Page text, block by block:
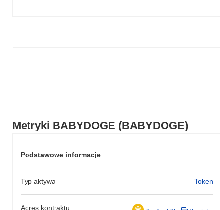
Metryki BABYDOGE (BABYDOGE)
Podstawowe informacje
Typ aktywa Token
Adres kontraktu